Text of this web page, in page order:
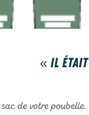
« Il
de votre